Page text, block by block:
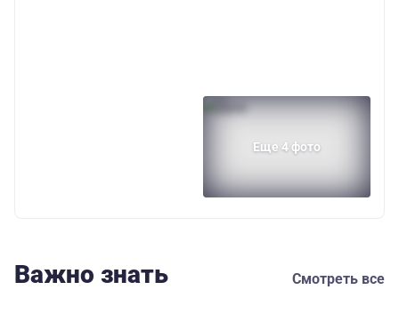
Еще 4 фото
Важно знать Смотреть все